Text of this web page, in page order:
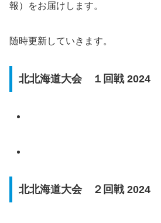
報）をお届けします。
随時更新していきます。
北北海道大会 １回戦 2024
北北海道大会 ２回戦 2024